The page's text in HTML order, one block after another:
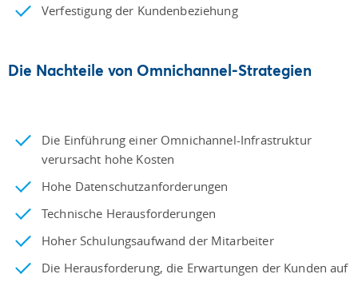
Verfestigung der Kundenbeziehung
Die Nachteile von Omnichannel-Strategien
Die Einführung einer Omnichannel-Infrastruktur
verursacht hohe Kosten
Hohe Datenschutzanforderungen
Technische Herausforderungen
Hoher Schulungsaufwand der Mitarbeiter
Die Herausforderung, die Erwartungen der Kunden auf